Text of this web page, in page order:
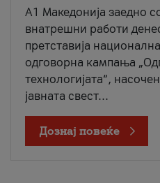
A1 Македонија заедно
внатрешни работи
претставија
одговорна кампања
технологијата“,
јавната свест...
Дознај повеќе